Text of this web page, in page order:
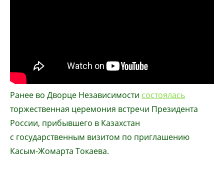
Ранее во Дворце Независимости состоялась
торжественная церемония встречи Президента
России, прибывшего в Казахстан
с государственным визитом по приглашению
Касым-Жомарта Токаева.